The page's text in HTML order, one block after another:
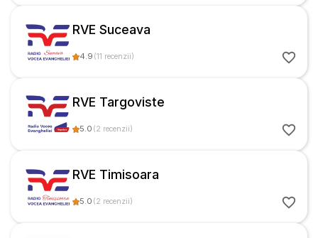
RVE Suceava
4.9 (11 recenzii)
RVE Targoviste
5.0 (2 recenzii)
RVE Timisoara
5.0 (2 recenzii)